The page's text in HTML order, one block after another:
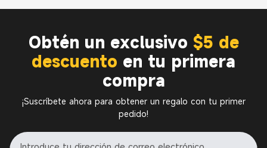
Obtén un exclusivo $5 de
descuento en tu primera
compra
¡Suscríbete ahora para obtener un regalo con tu primer
pedido!